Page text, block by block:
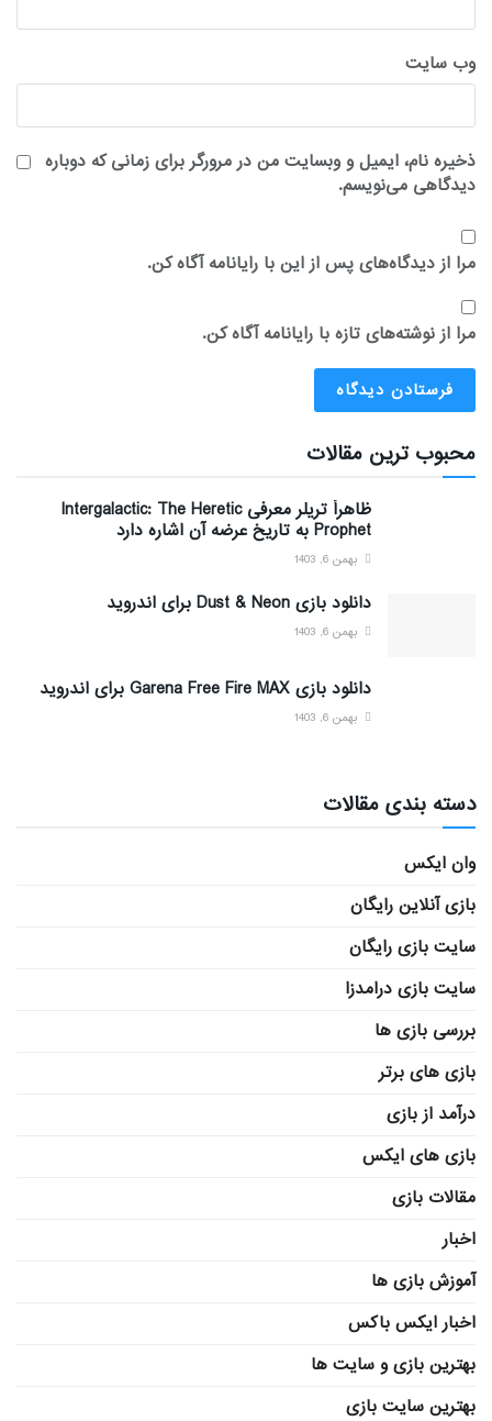
وب‌ سایت
ذخیره نام، ایمیل و وبسایت من در مرورگر برای زمانی که دوباره
دیدگاهی می‌نویسم.
مرا از دیدگاه‌های پس از این با رایانامه آگاه کن.
مرا از نوشته‌های تازه با رایانامه آگاه کن.
محبوب ترین مقالات
ظاهراً تریلر معرفی Intergalactic: The Heretic
Prophet به تاریخ عرضه آن اشاره دارد
بهمن 6, 1403
دانلود بازی Dust & Neon برای اندروید
بهمن 6, 1403
دانلود بازی Garena Free Fire MAX برای اندروید
بهمن 6, 1403
دسته بندی مقالات
وان ایکس
بازی آنلاین رایگان
سایت بازی رایگان
سایت بازی درامدزا
بررسی بازی ها
بازی های برتر
درآمد از بازی
بازی های ایکس
مقالات بازی
اخبار
آموزش بازی ها
اخبار ایکس باکس
بهترین بازی و سایت ها
بهترین سایت بازی